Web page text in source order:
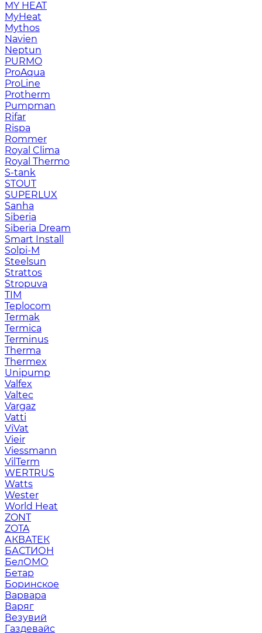
MY HEAT
MyHeat
Mythos
Navien
Neptun
PURMO
ProAqua
ProLine
Protherm
Pumpman
Rifar
Rispa
Rommer
Royal Clima
Royal Thermo
S-tank
STOUT
SUPERLUX
Sanha
Siberia
Siberia Dream
Smart Install
Solpi-M
Steelsun
Strattos
Stropuva
TIM
Teplocom
Termak
Termica
Terminus
Therma
Thermex
Unipump
Valfex
Valtec
Vargaz
Vatti
ViVat
Vieir
Viessmann
VilTerm
WERTRUS
Watts
Wester
World Heat
ZONT
ZOTA
АКВАТЕК
БАСТИОН
БелОМО
Бетар
Боринское
Варвара
Варяг
Везувий
Газдевайс